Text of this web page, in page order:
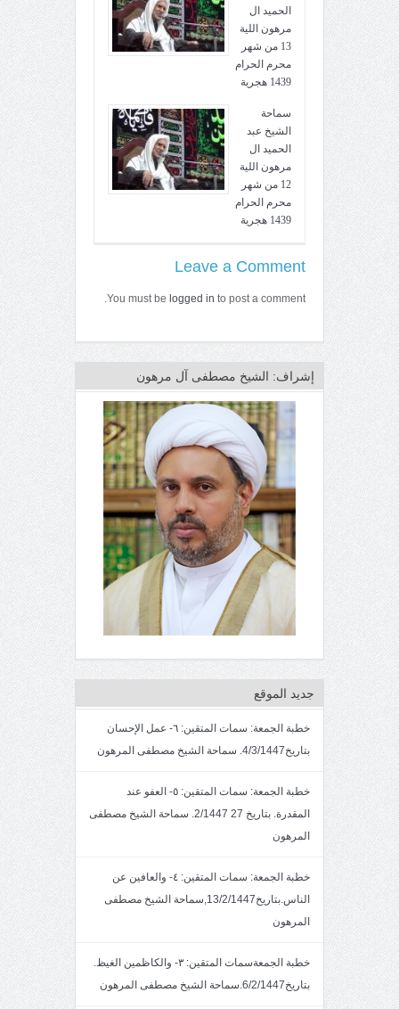
الحميد ال
مرهون اللية
13 من شهر
محرم الحرام
1439 هجرية
سماحة
الشيخ عبد
الحميد ال
مرهون اللية
12 من شهر
محرم الحرام
1439 هجرية
Leave a Comment
You must be logged in to post a comment.
إشراف: الشيخ مصطفى آل مرهون
جديد الموقع
خطبة الجمعة: سمات المتقين: ٦- عمل الإحسان
بتاريخ4/3/1447. سماحة الشيخ مصطفى المرهون
خطبة الجمعة: سمات المتقين: ٥- العفو عند
المقدرة. بتاريخ 27 2/1447. سماحة الشيخ مصطفى
المرهون
خطبة الجمعة: سمات المتقين: ٤- والعافين عن
الناس.بتاريخ13/2/1447,سماحة الشيخ مصطفى
المرهون
خطبة الجمعةسمات المتقين: ٣- والكاظمين الغيظ.
بتاريخ6/2/1447.سماحة الشيخ مصطفى المرهون